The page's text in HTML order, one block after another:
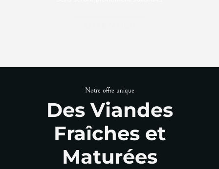
Notre offre unique
Des Viandes
Fraîches et
Maturées